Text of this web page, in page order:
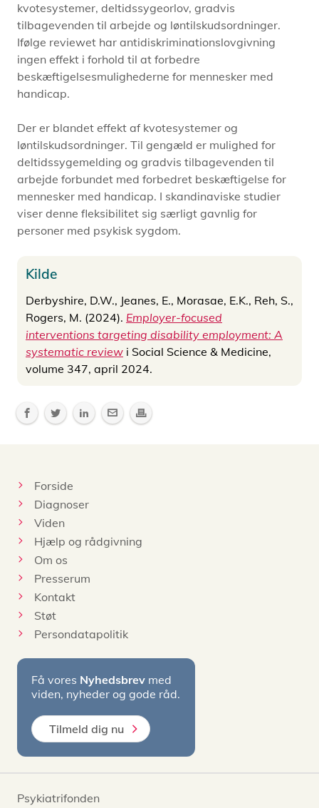
kvotesystemer, deltidssygeorlov, gradvis
tilbagevenden til arbejde og løntilskudsordninger.
Ifølge reviewet har antidiskriminationslovgivning
ingen effekt i forhold til at forbedre
beskæftigelsesmulighederne for mennesker med
handicap.
Der er blandet effekt af kvotesystemer og
løntilskudsordninger. Til gengæld er mulighed for ​​
deltidssygemelding og gradvis tilbagevenden til
arbejde forbundet med forbedret beskæftigelse for
mennesker med handicap. I skandinaviske studier
viser denne fleksibilitet sig særligt gavnlig for
personer med psykisk sygdom.
Kilde
Derbyshire, D.W., Jeanes, E., Morasae, E.K., Reh, S.,
Rogers, M. (2024). Employer-focused
interventions targeting disability employment: A
systematic review i Social Science & Medicine,
volume 347, april 2024.
Forside
Diagnoser
Viden
Hjælp og rådgivning
Om os
Presserum
Kontakt
Støt
Persondatapolitik
Få vores Nyhedsbrev med
viden, nyheder og gode råd.
Tilmeld dig nu
Psykiatrifonden